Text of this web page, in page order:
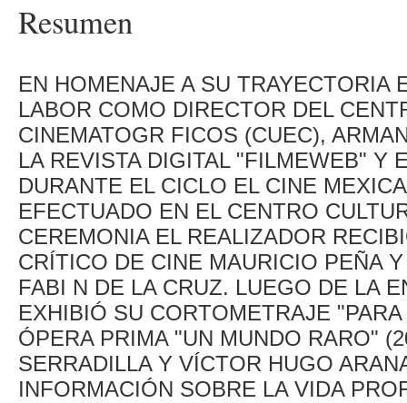
Resumen
EN HOMENAJE A SU TRAYECTORIA
LABOR COMO DIRECTOR DEL
CINEMATOGR FICOS (CUEC),
LA REVISTA DIGITAL "FILMEWEB" Y
DURANTE EL CICLO EL CINE
EFECTUADO EN EL CENTRO
CEREMONIA EL REALIZADOR
CRÍTICO DE CINE MAURICIO PEÑA
FABI N DE LA CRUZ. LUEGO DE LA
EXHIBIÓ SU CORTOMETRAJE
ÓPERA PRIMA "UN MUNDO RARO"
SERRADILLA Y VÍCTOR HUGO
INFORMACIÓN SOBRE LA VIDA